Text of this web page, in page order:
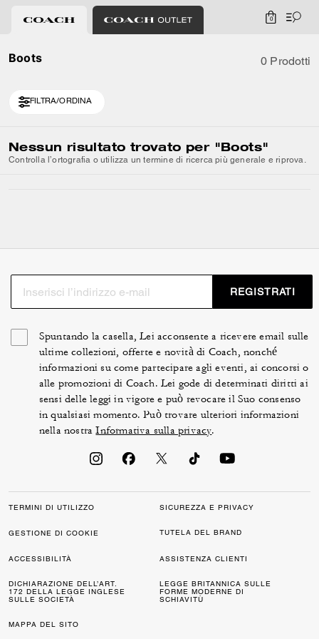
0
Boots 0 Prodotti
FILTRA/ORDINA
Nessun risultato trovato per "Boots"
Controlla l’ortografia o utilizza un termine di ricerca più generale e riprova.
REGISTRATI
Spuntando la casella, Lei acconsente a ricevere email sulle
ultime collezioni, offerte e novità di Coach, nonché
informazioni su come partecipare agli eventi, ai concorsi o
alle promozioni di Coach. Lei gode di determinati diritti ai
sensi delle leggi in vigore e può revocare il Suo consenso
in qualsiasi momento. Può trovare ulteriori informazioni
nella nostraInformativa sulla privacy.
TERMINI DI UTILIZZO SICUREZZA E PRIVACY
GESTIONE DI COOKIE TUTELA DEL BRAND
ACCESSIBILITÀ ASSISTENZA CLIENTI
DICHIARAZIONE DELL’ART.
172 DELLA LEGGE INGLESE
SULLE SOCIETÀ
LEGGE BRITANNICA SULLE
FORME MODERNE DI
SCHIAVITÙ
MAPPA DEL SITO